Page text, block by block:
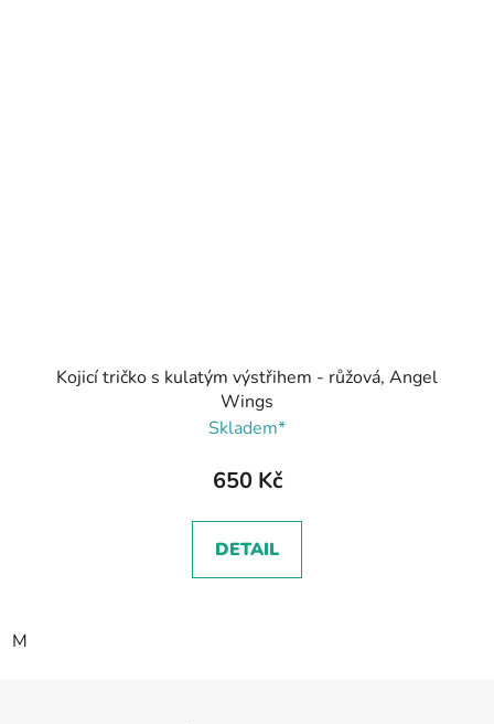
Kojicí tričko s kulatým výstřihem - růžová, Angel
Wings
Skladem*
650 Kč
DETAIL
M